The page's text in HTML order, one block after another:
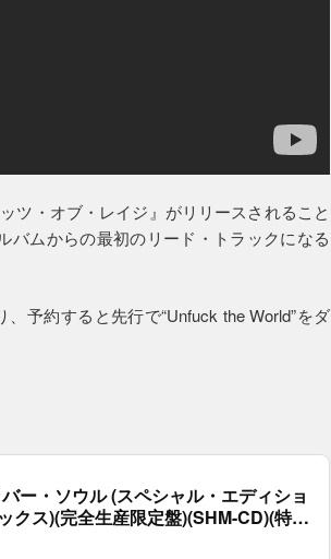
ツ・オブ・レイジ』がリリースされること
バムからの最初のリード・トラックになる
予約すると先行で“Unfuck the World”をダ
ー・ソウル (スペシャル・エディショ
クス)(完全生産限定盤)(SHM-CD)(特